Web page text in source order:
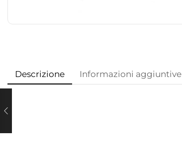
Descrizione Informazioni aggiuntive